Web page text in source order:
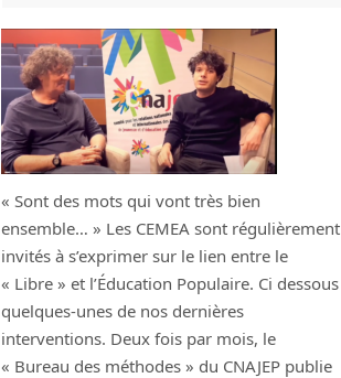
« Sont des mots qui vont très bien
ensemble… » Les CEMEA sont régulièrement
invités à s’exprimer sur le lien entre le
« Libre » et l’Éducation Populaire. Ci dessous
quelques-unes de nos dernières
interventions. Deux fois par mois, le
« Bureau des méthodes » du CNAJEP publie